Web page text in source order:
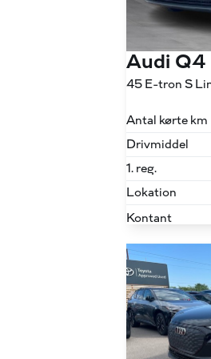
Audi Q4
Antal kørte km
Drivmiddel
1. reg.
Lokation
Kontant